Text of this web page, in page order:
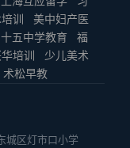
训
美中妇产医
十五中学教育
福
培训
少儿美术
术松早教
城区灯市口小学